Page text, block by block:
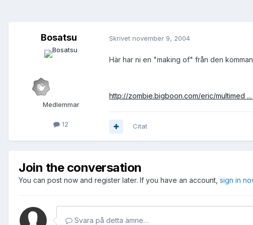
Bosatsu
Medlemmar
12
Skrivet november 9, 2004
Här har ni en "making of" från den
http://zombie.bigboon.com/eric/multimed ...
Citat
Join the conversation
You can post now and register later. If you have an account, sign in
Svara på detta ämne…